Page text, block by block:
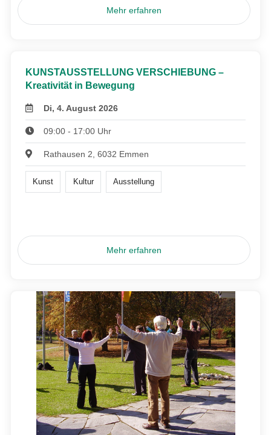
Mehr erfahren
KUNSTAUSSTELLUNG VERSCHIEBUNG –
Kreativität in Bewegung
Di, 4. August 2026
09:00 - 17:00 Uhr
Rathausen 2, 6032 Emmen
Kunst Kultur Ausstellung
Mehr erfahren